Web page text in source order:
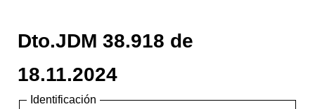
Dto.JDM 38.918 de
18.11.2024
Identificación